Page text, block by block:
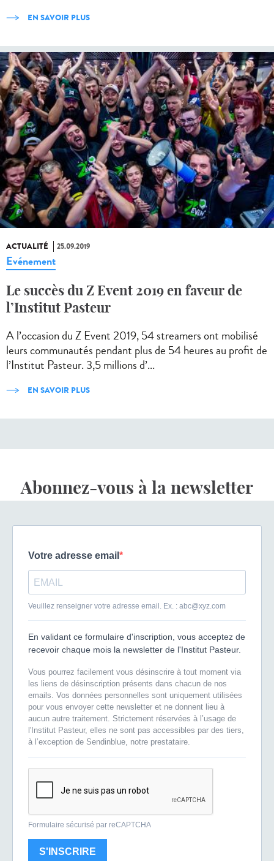
EN SAVOIR PLUS
ACTUALITÉ 25.09.2019
Evénement
Le succès du Z Event 2019 en faveur de
l’Institut Pasteur
A l’occasion du Z Event 2019, 54 streamers ont mobilisé
leurs communautés pendant plus de 54 heures au profit de
l’Institut Pasteur. 3,5 millions d’...
EN SAVOIR PLUS
Abonnez-vous à la newsletter